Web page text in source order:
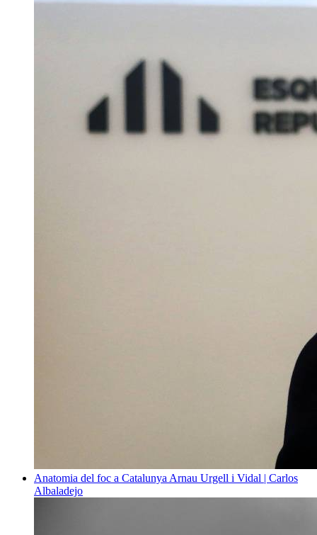
Anatomia del foc a Catalunya Arnau Urgell i Vidal | Carlos
Albaladejo